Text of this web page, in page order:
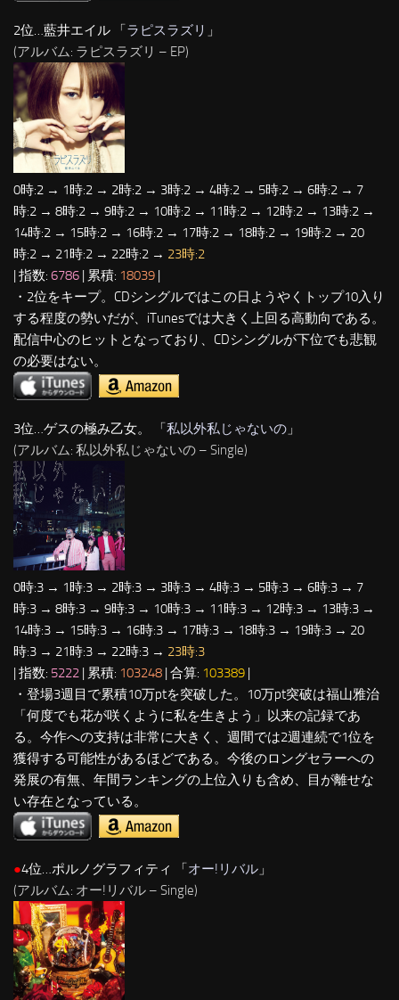
2位…藍井エイル 「ラピスラズリ 」
(アルバム: ラピスラズリ – EP)
0時:2 → 1時:2 → 2時:2 → 3時:2 → 4時:2 → 5時:2 → 6時:2 → 7
時:2 → 8時:2 → 9時:2 → 10時:2 → 11時:2 → 12時:2 → 13時:2 →
14時:2 → 15時:2 → 16時:2 → 17時:2 → 18時:2 → 19時:2 → 20
時:2 → 21時:2 → 22時:2 → 23時:2
| 指数: 6786 | 累積: 18039 |
・2位をキープ。CDシングルではこの日ようやくトップ10入り
する程度の勢いだが、iTunesでは大きく上回る高動向である。
配信中心のヒットとなっており、CDシングルが下位でも悲観
の必要はない。
3位…ゲスの極み乙女。 「私以外私じゃないの 」
(アルバム: 私以外私じゃないの – Single)
0時:3 → 1時:3 → 2時:3 → 3時:3 → 4時:3 → 5時:3 → 6時:3 → 7
時:3 → 8時:3 → 9時:3 → 10時:3 → 11時:3 → 12時:3 → 13時:3 →
14時:3 → 15時:3 → 16時:3 → 17時:3 → 18時:3 → 19時:3 → 20
時:3 → 21時:3 → 22時:3 → 23時:3
| 指数: 5222 | 累積: 103248 | 合算: 103389 |
・登場3週目で累積10万ptを突破した。10万pt突破は福山雅治
「何度でも花が咲くように私を生きよう」以来の記録であ
る。今作への支持は非常に大きく、週間では2週連続で1位を
獲得する可能性があるほどである。今後のロングセラーへの
発展の有無、年間ランキングの上位入りも含め、目が離せな
い存在となっている。
●4位…ポルノグラフィティ 「オー!リバル 」
(アルバム: オー!リバル – Single)